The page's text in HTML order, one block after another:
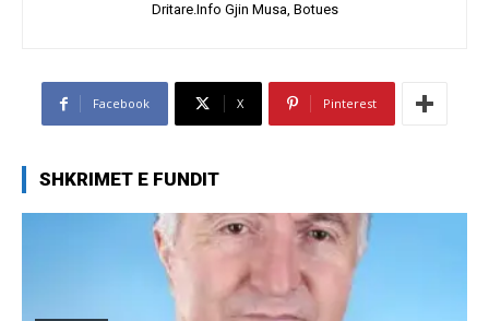
Dritare.Info Gjin Musa, Botues
Facebook X Pinterest
SHKRIMET E FUNDIT